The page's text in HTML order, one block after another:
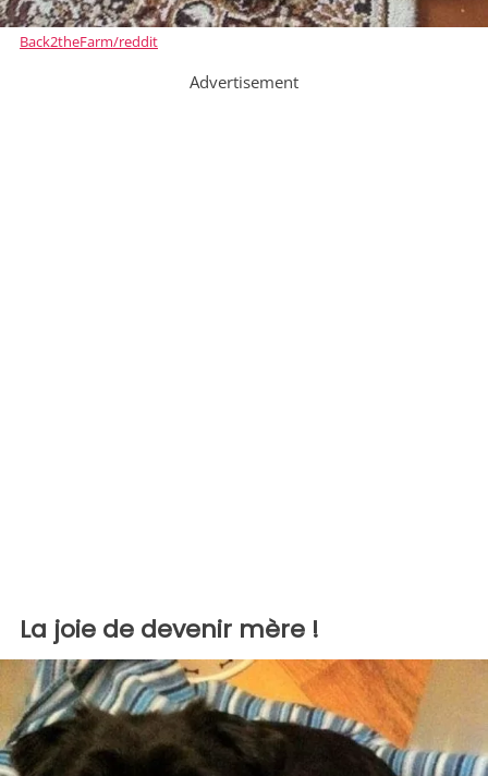
Back2theFarm/reddit
Advertisement
La joie de devenir mère !